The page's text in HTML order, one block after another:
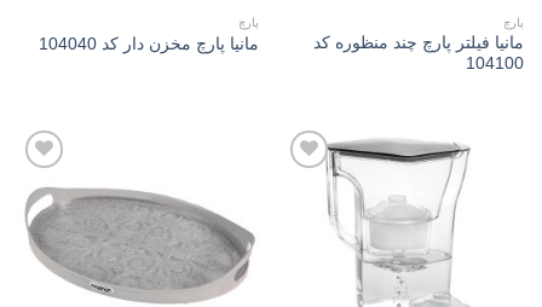
پارچ
مانیا فیلتر پارچ چند منظوره کد
104100
پارچ
مانیا پارچ مخزن دار کد 104040
Add to
wishlist